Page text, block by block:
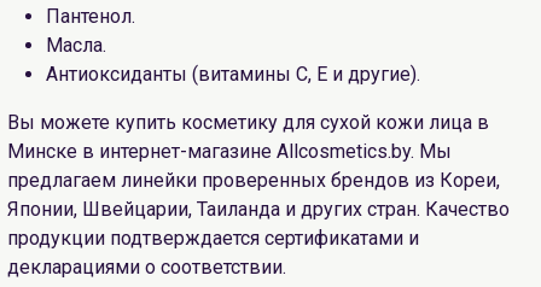
Пантенол.
Масла.
Антиоксиданты (витамины C, E и другие).
Вы можете купить косметику для сухой кожи лица в
Минске в интернет-магазине Allcosmetics.by. Мы
предлагаем линейки проверенных брендов из Кореи,
Японии, Швейцарии, Таиланда и других стран. Качество
продукции подтверждается сертификатами и
декларациями о соответствии.